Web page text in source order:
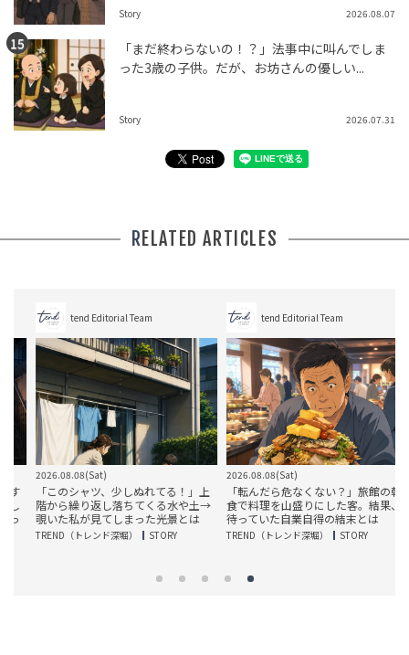
Story 2026.08.07
「まだ終わらないの！？」法事中に叫んでしま
った3歳の子供。だが、お坊さんの優しい...
Story 2026.07.31
RELATED ARTICLES
tend Editorial Team
2026.08.08(Sat)
「このシャツ、少しぬれてる！」上
階から繰り返し落ちてくる水や土→
覗いた私が見てしまった光景とは
TREND（トレンド深堀） STORY
tend Editorial Team
2026.08.08(Sat)
「転んだら危なくない？」旅館の朝
食で料理を山盛りにした客。結果、
待っていた自業自得の結末とは
TREND（トレンド深堀） STORY